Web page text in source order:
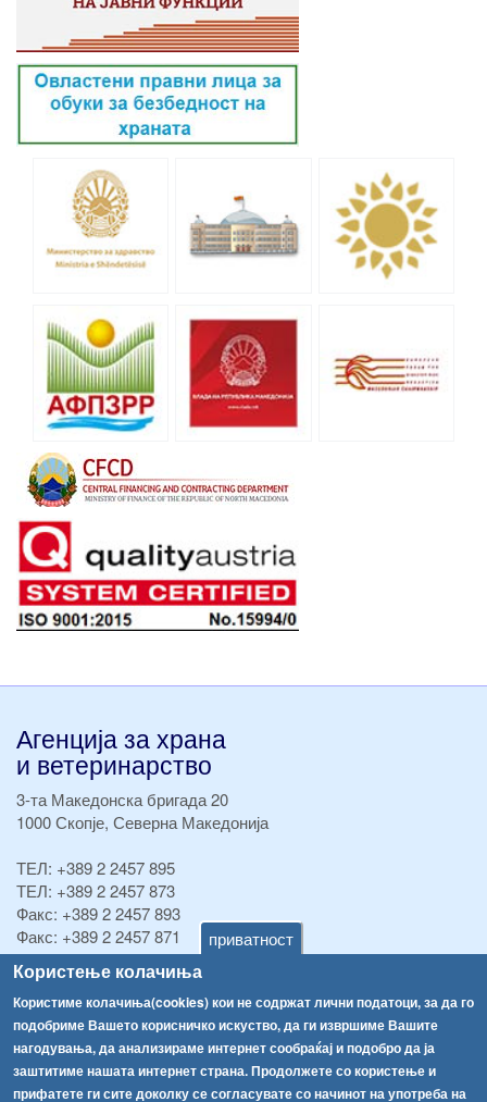
приватност
Користење колачиња
Користиме колачиња(cookies) кои не содржат лични податоци, за да го
подобриме Вашето корисничко искуство, да ги извршиме Вашите
нагодувања, да анализираме интернет сообраќај и подобро да ја
заштитиме нашата интернет страна. Продолжете со користење и
прифатете ги сите доколку се согласувате со начинот на употреба на
Агенција за храна
и ветеринарство
3-та Македонска бригада 20
1000 Скопје, Северна Македонија
ТЕЛ: +389 2 2457 895
ТЕЛ: +389 2 2457 873
Факс: +389 2 2457 893
Факс: +389 2 2457 871
info@fva.gov.mk
[АХВ-претходна страна]
Соопштенија
Република Бугарија ги засили официјалните контроли при увоз на свежо овошје и зеленчук
Навигација
Архива